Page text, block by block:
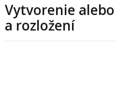
Vytvorenie
a rozložení